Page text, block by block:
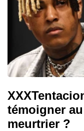
témoigner
meurtrier ?